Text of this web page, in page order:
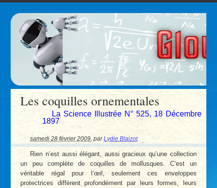
Les coquilles ornementales
La Science Illustrée N° 525, 18 Décembre
1897
samedi 28 février 2009,parLydie Blaizot
Rien n’est aussi élégant, aussi gracieux qu’une collection
un peu complète de coquilles de mollusques. C’est un
véritable régal pour l’œil, seulement ces enveloppes
protectrices diffèrent profondément par leurs formes, leurs